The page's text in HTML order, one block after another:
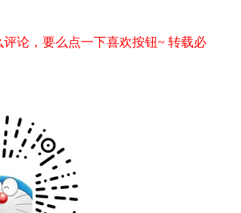
评论，要么点一下喜欢按钮~ 转载必